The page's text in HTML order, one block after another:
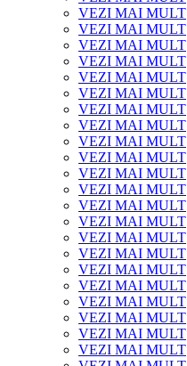
VEZI MAI MULT
VEZI MAI MULT
VEZI MAI MULT
VEZI MAI MULT
VEZI MAI MULT
VEZI MAI MULT
VEZI MAI MULT
VEZI MAI MULT
VEZI MAI MULT
VEZI MAI MULT
VEZI MAI MULT
VEZI MAI MULT
VEZI MAI MULT
VEZI MAI MULT
VEZI MAI MULT
VEZI MAI MULT
VEZI MAI MULT
VEZI MAI MULT
VEZI MAI MULT
VEZI MAI MULT
VEZI MAI MULT
VEZI MAI MULT